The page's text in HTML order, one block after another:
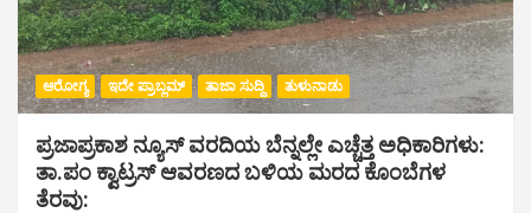
ಆರೋಗ್ಯ ಇದೇ ಪ್ರಾಬ್ಲಮ್ ತಾಜಾ ಸುದ್ದಿ ತುಳುನಾಡು
ಪ್ರಜಾಪ್ರಕಾಶ ನ್ಯೂಸ್ ವರದಿಯ ಬೆನ್ನಲ್ಲೇ ಎಚ್ಚೆತ್ತ ಅಧಿಕಾರಿಗಳು:
ತಾ.ಪಂ ಕ್ವಾಟ್ರಸ್ ಆವರಣದ ಬಳಿಯ ಮರದ ಕೊಂಬೆಗಳ
ತೆರವು: